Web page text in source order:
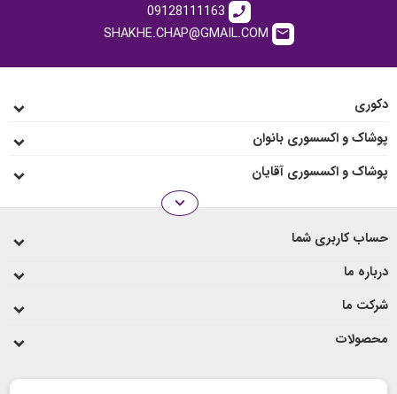
call
09128111163
email
دکوری
پوشاک و اکسسوری بانوان
پوشاک و اکسسوری آقایان
انواع رو میزی
لیوان و ماگ
expand_more
حساب کاربری شما
درباره ما
شرکت ما
محصولات